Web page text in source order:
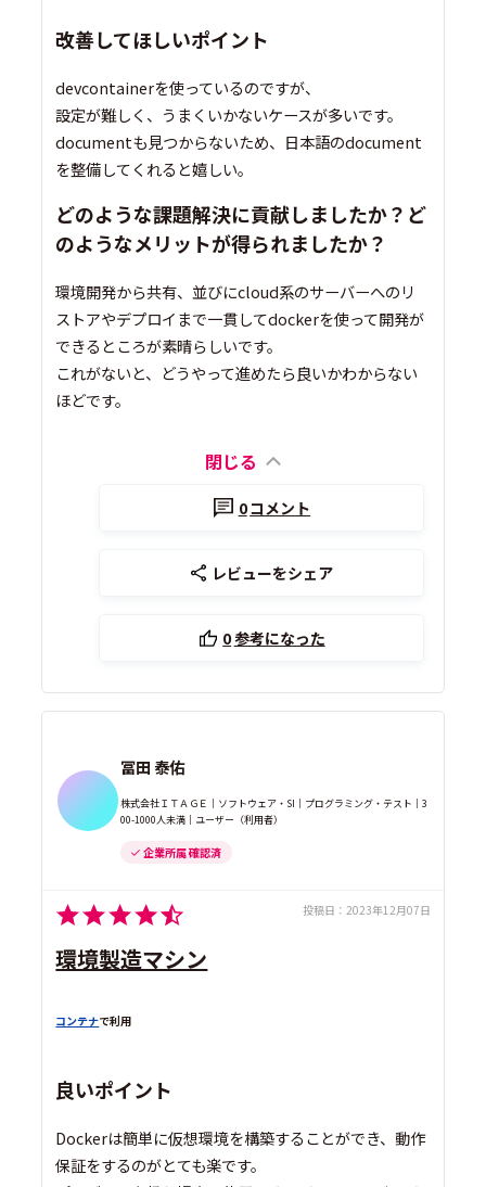
改善してほしいポイント
devcontainerを使っているのですが、
設定が難しく、うまくいかないケースが多いです。
documentも見つからないため、日本語のdocument
を整備してくれると嬉しい。
どのような課題解決に貢献しましたか？ど
のようなメリットが得られましたか？
環境開発から共有、並びにcloud系のサーバーへのリ
ストアやデプロイまで一貫してdockerを使って開発が
できるところが素晴らしいです。
これがないと、どうやって進めたら良いかわからない
ほどです。
閉じる
0コメント
レビューをシェア
0参考になった
冨田 泰佑
株式会社ＩＴＡＧＥ｜ソフトウェア・SI｜プログラミング・テスト｜3
00-1000人未満｜ユーザー（利用者）
企業所属 確認済
投稿日： 2023年12月07日
環境製造マシン
コンテナで利用
良いポイント
Dockerは簡単に仮想環境を構築することができ、動作
保証をするのがとても楽です。